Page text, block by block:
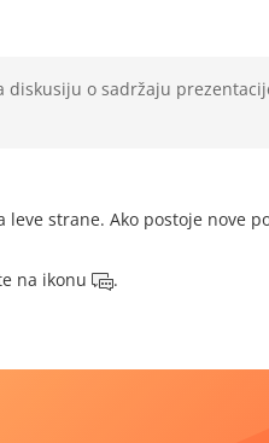
diskusiju o sadržaju
strane. Ako postoje nove
na ikonu
.